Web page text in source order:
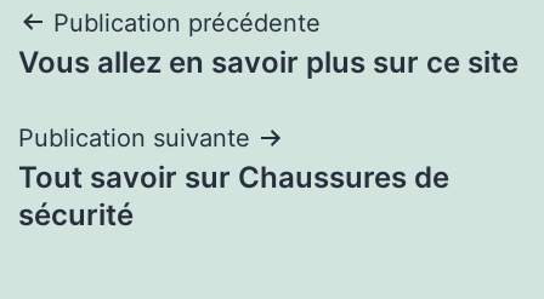
Navigation
de
l’article
Publication précédente
Vous allez en savoir plus sur ce site
Publication suivante
Tout savoir sur Chaussures de
sécurité